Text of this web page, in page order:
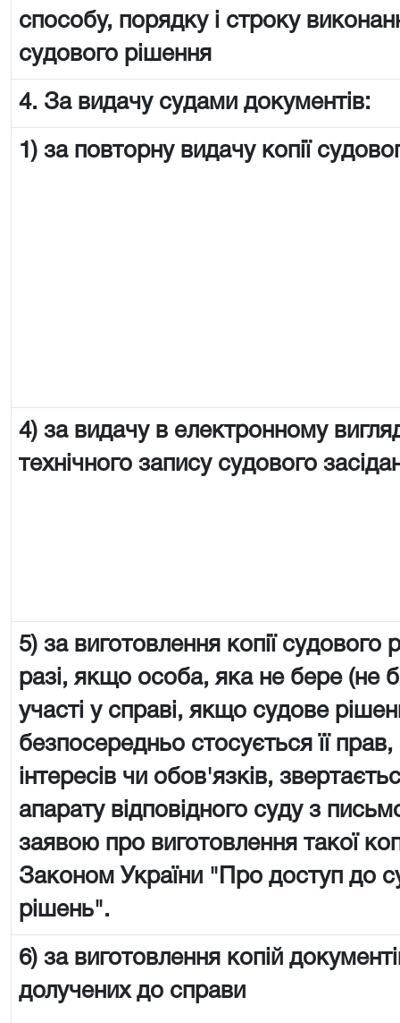
способу, порядку і строку
судового рішення
4. За видачу судами документів:
1) за повторну видачу копії
4) за видачу в електронному
технічного запису судового
5) за виготовлення копії судового
разі, якщо особа, яка не бере (не
участі у справі, якщо судове
безпосередньо стосується її
інтересів чи обов'язків,
апарату відповідного суду з
заявою про виготовлення такої
Законом України "Про доступ до
рішень".
6) за виготовлення копій
долучених до справи